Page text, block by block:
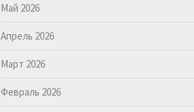
Май 2026
Апрель 2026
Март 2026
Февраль 2026